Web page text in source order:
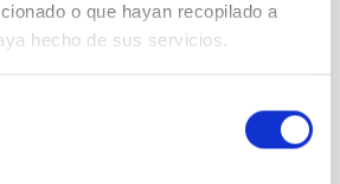
o que hayan recopilado a
hecho de sus servicios.
la puesta en práctica de un
Humanos competitivo a nivel
por una quincena de estudiantes